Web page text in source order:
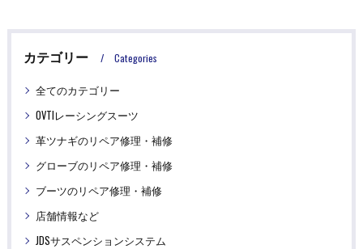
カテゴリー Categories
全てのカテゴリー
OVTIレーシングスーツ
革ツナギのリペア修理・補修
グローブのリペア修理・補修
ブーツのリペア修理・補修
店舗情報など
JDSサスペンションシステム